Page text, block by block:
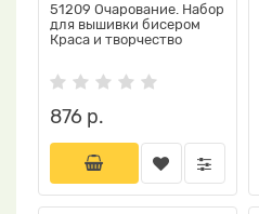
51209 Очарование. Набор
для вышивки бисером
Краса и творчество
876 р.